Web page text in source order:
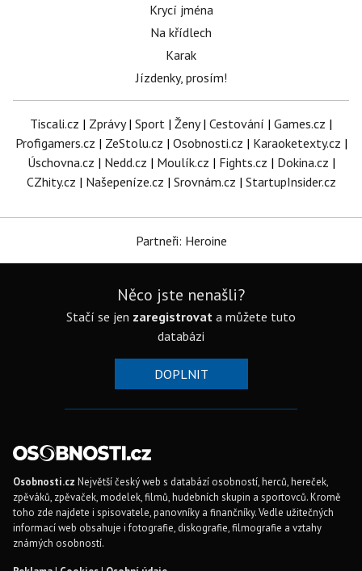
Krycí jména
Na křídlech
Karak
Jízdenky, prosím!
Tiscali.cz | Zprávy| Sport | Ženy| Cestování | Games.cz |
Profigamers.cz | ZeStolu.cz | Osobnosti.cz | Karaoketexty.cz |
Úschovna.cz | Nedd.cz | Moulík.cz | Fights.cz | Dokina.cz |
CZhity.cz | Našepeníze.cz | Srovnám.cz | StartupInsider.cz
Partneři: Heroine
Něco jste nenašli?
Stačí se jen zaregistrovat a můžete tuto
databázi
DOPLNIT
Osobnosti.cz Největší český web s databází osobností, herců, hereček,
zpěváků, zpěvaček, modelek, filmů, hudebních skupin a sportovců. Kromě
toho zde najdete i spisovatele, panovníky a finančníky. Vedle užitečných
informací web obsahuje i fotografie, diskografie, filmografie a vztahy
známých osobností.